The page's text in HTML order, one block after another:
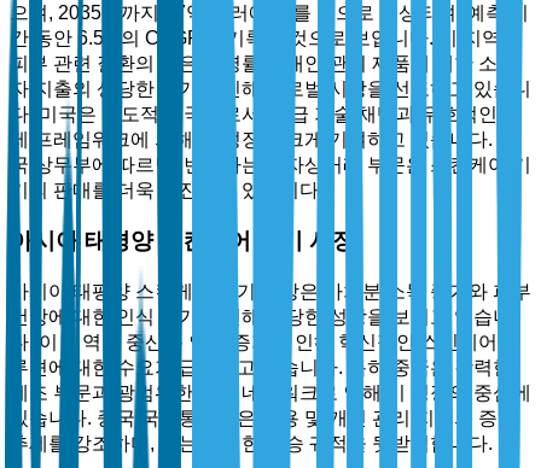
으며, 2035년까지 87억 달러에 이를 것으로 예상되며, 예측 기
간 동안 6.5%의 CAGR을 기록할 것으로 보입니다. 이 지역은
피부 관련 질환의 높은 유병률과 개인 관리 제품에 대한 소비
자 지출의 상당한 증가로 인해 글로벌 시장을 선도하고 있습니
다. 미국은 선도적인 국가로서, 고급 기술 채택과 우호적인 규
제 프레임워크에 의해 이 성장을 크게 기여하고 있습니다. 미
국 상무부에 따르면, 번창하는 전자상거래 부문은 스킨케어 기
기의 판매를 더욱 촉진하고 있습니다.
아시아 태평양 스킨케어 기기 시장
아시아 태평양 스킨케어 기기 시장은 가처분 소득 증가와 피부
건강에 대한 인식 증가로 인해 상당한 성장을 보이고 있습니
다. 이 지역의 중산층 인구 증가로 인해 혁신적인 스킨케어 솔
루션에 대한 수요가 급증하고 있습니다. 특히 중국은 강력한
제조 부문과 광범위한 유통 네트워크로 인해 이 성장의 중심에
있습니다. 중국 국가통계국은 미용 및 개인 관리 지출의 증가
추세를 강조하며, 이는 이러한 상승 궤적을 뒷받침합니다.